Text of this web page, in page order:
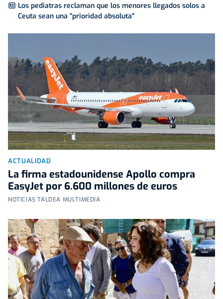
Los pediatras reclaman que los menores llegados solos a
Ceuta sean una "prioridad absoluta"
ACTUALIDAD
La firma estadounidense Apollo compra
EasyJet por 6.600 millones de euros
NOTICIAS TALDEA MULTIMEDIA